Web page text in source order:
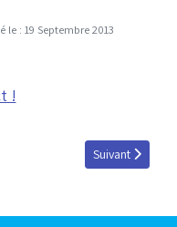
le : 19 Septembre 2013
sur RBS 91.9FM etArticle suivant :
Suivant